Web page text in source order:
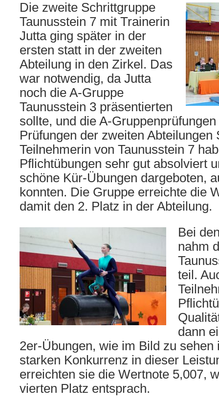
Die zweite Schrittgruppe
Taunusstein 7 mit Trainerin
Jutta ging später in der
ersten statt in der zweiten
Abteilung in den Zirkel. Das
war notwendig, da Jutta
noch die A-Gruppe
Taunusstein 3 präsentierten
sollte, und die A-
Prüfungen der zweiten Abteilungen
Teilnehmerin von Taunusstein 7
Pflichtübungen sehr gut absolviert
schöne Kür-Übungen dargeboten,
konnten. Die Gruppe erreichte die
damit den 2. Platz in der Abteilung.
Bei
nahm
teil.
dann
2er-Übungen, wie im Bild zu sehen
starken Konkurrenz in dieser
erreichten sie die Wertnote 5,007,
vierten Platz entsprach.